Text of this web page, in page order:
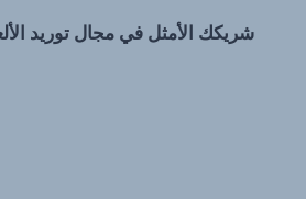
شريكك الأمثل في مجال توريد